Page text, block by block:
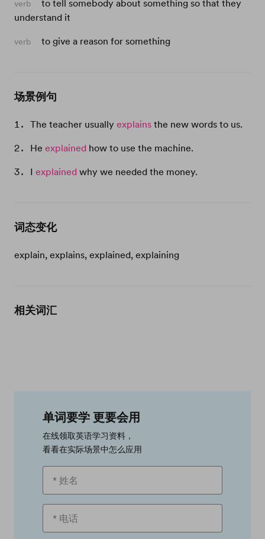
verb
to tell somebody about something so that they
understand it
verb to give a reason for something
场景例句
The teacher usuallyexplainsthe new words to us.
He explained how to use the machine.
I explainedwhy we needed the money.
词态变化
explain, explains, explained, explaining
相关词汇
单词要学 更要会用
在线领取英语学习资料，
看看在实际场景中怎么应用